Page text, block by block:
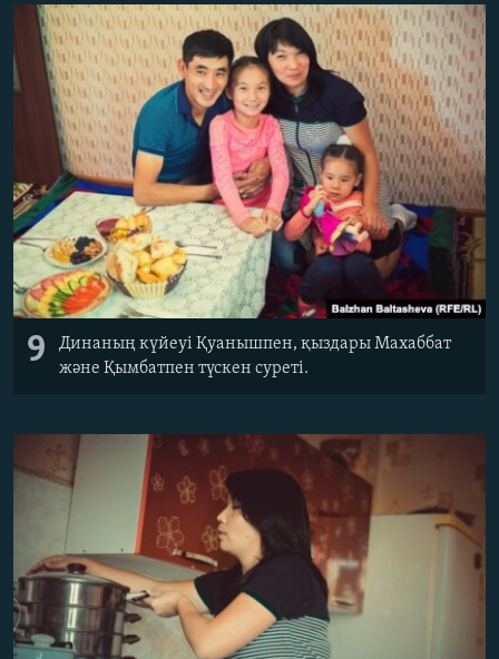
9
Динаның күйеуі Қуанышпен, қыздары Махаббат
және Қымбатпен түскен суреті.